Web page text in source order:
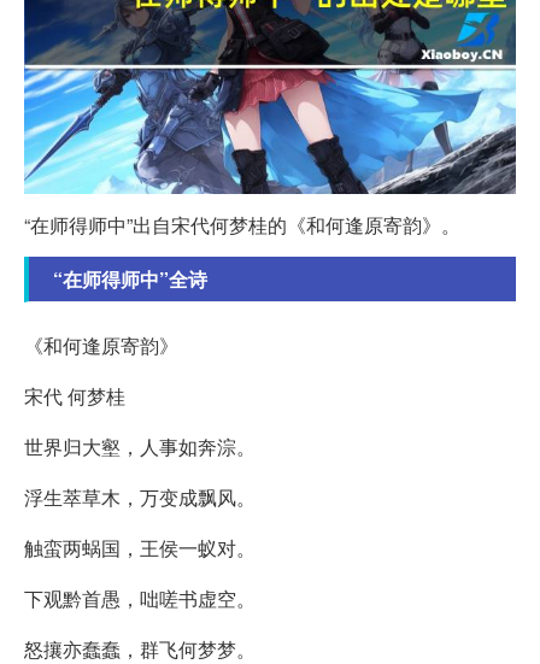
“在师得师中”出自宋代何梦桂的《和何逢原寄韵》。
“在师得师中”全诗
《和何逢原寄韵》
宋代 何梦桂
世界归大壑，人事如奔淙。
浮生萃草木，万变成飘风。
触蛮两蜗国，王侯一蚁对。
下观黔首愚，咄嗟书虚空。
怒攘亦蠢蠢，群飞何梦梦。